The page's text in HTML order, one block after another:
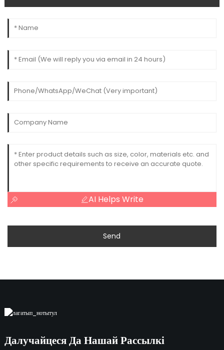
AI Helps Write
Send
Далучайцеся Да Нашай Рассылкі